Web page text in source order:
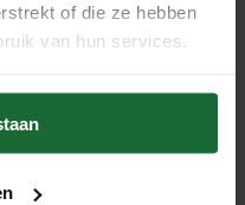
of die ze hebben
van hun services.
prikbord
combineert u
notities of
maak zo een persoonlijk
of favoriete